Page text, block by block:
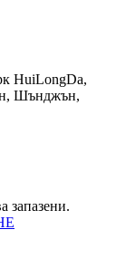
HuiLongDa,
Шънджън,
запазени.